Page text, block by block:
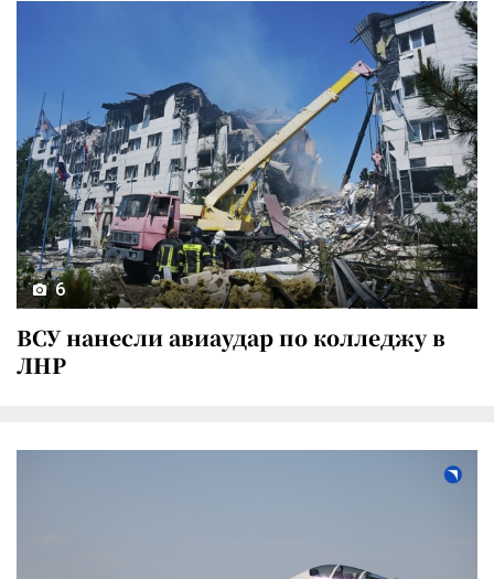
6
ВСУ нанесли авиаудар по колледжу в
ЛНР